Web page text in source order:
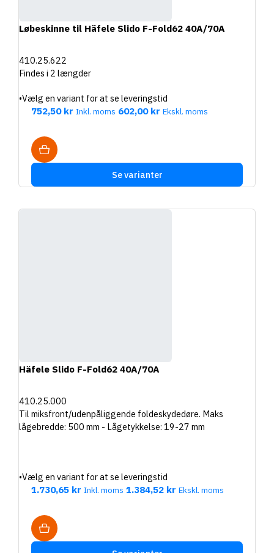
Løbeskinne til Häfele Slido F-Fold62 40A/70A
410.25.622
Findes i 2 længder
•Vælg en variant for at se leveringstid
752,50 kr Inkl. moms 602,00 kr Ekskl. moms
Se varianter
Häfele Slido F-Fold62 40A/70A
410.25.000
Til miksfront/udenpåliggende foldeskydedøre. Maks
lågebredde: 500 mm - Lågetykkelse: 19-27 mm
•Vælg en variant for at se leveringstid
1.730,65 kr Inkl. moms 1.384,52 kr Ekskl. moms